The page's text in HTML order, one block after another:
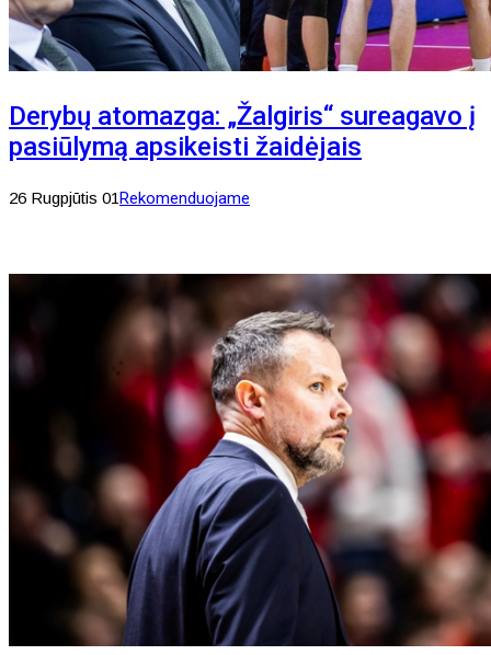
Derybų atomazga: „Žalgiris“ sureagavo į
pasiūlymą apsikeisti žaidėjais
26 Rugpjūtis 01Rekomenduojame